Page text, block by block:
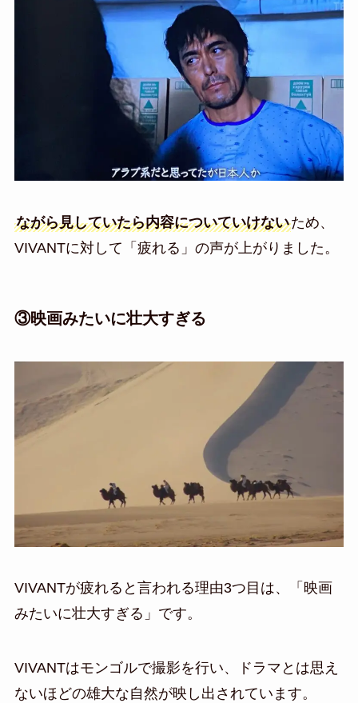
ながら見していたら内容についていけないため、
VIVANTに対して「疲れる」の声が上がりました。
③映画みたいに壮大すぎる
VIVANTが疲れると言われる理由3つ目は、「映画
みたいに壮大すぎる」です。
VIVANTはモンゴルで撮影を行い、ドラマとは思え
ないほどの雄大な自然が映し出されています。